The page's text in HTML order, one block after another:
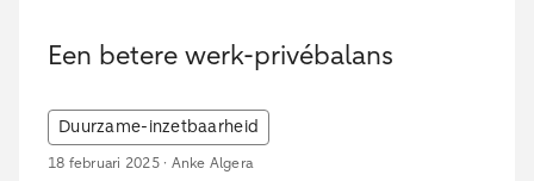
Een betere werk-privébalans
Duurzame-inzetbaarheid
18 februari 2025 · Anke Algera